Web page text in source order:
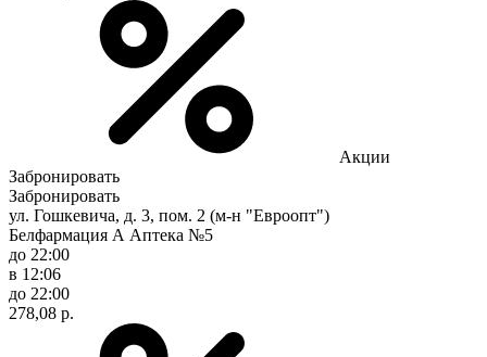
Акции
Забронировать
Забронировать
ул. Гошкевича, д. 3, пом. 2 (м-н "Евроопт")
Белфармация А Аптека №5
до 22:00
в 12:06
до 22:00
278,08 р.